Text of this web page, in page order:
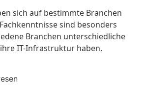
sich auf bestimmte Branchen
sind besonders
Branchen unterschiedliche
IT-Infrastruktur haben.